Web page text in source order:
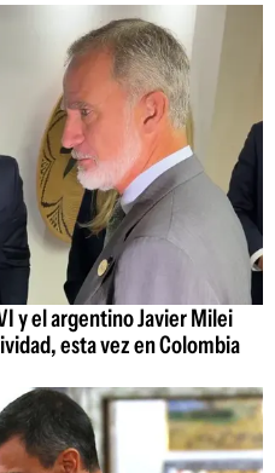
y el argentino Javier Milei
esta vez en Colombia